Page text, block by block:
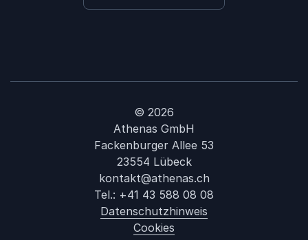
© 2026
Athenas GmbH
Fackenburger Allee 53
23554 Lübeck
kontakt@athenas.ch
Tel.: +41 43 588 08 08
Datenschutzhinweis
Cookies